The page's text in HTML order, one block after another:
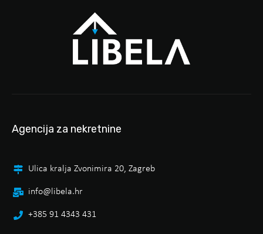
Agencija za nekretnine
Ulica kralja Zvonimira 20, Zagreb
info@libela.hr
+385 91 4343 431